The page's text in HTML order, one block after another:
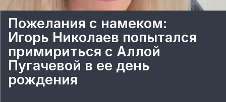
Пожелания с намеком:
Игорь Николаев попытался
примириться с Аллой
Пугачевой в ее день
рождения